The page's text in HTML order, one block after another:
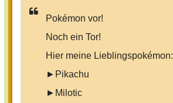
Pokémon vor!
Noch ein Tor!
Hier meine Lieblingspokémon:
►Pikachu
►Milotic